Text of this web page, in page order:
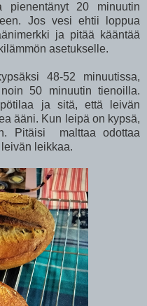
20 minuutin
Jos vesi ehtii loppua
ja pitää kääntää
asetukselle.
48-52 minuutissa,
50 minuutin tienoilla.
ja sitä, että leivän
ääni. Kun leipä on kypsä,
Pitäisi malttaa odottaa
leikkaa.